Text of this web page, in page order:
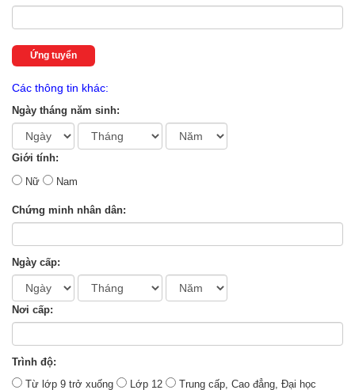
Ứng tuyển
Các thông tin khác:
Ngày tháng năm sinh:
Giới tính:
Nữ
Nam
Chứng minh nhân dân:
Ngày cấp:
Nơi cấp:
Trình độ:
Từ lớp 9 trở xuống
Lớp 12 Trung cấp, Cao đẳng, Đại học